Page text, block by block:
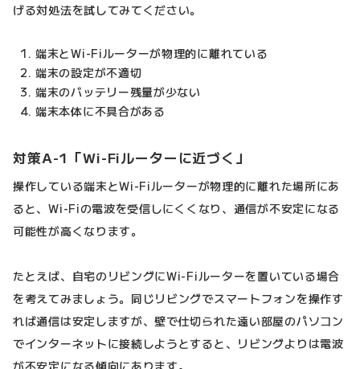
げる対処法を試してみてください。
端末とWi-Fiルーターが物理的に離れている
端末の設定が不適切
端末のバッテリー残量が少ない
端末本体に不具合がある
対策A-1「Wi-Fiルーターに近づく」
操作している端末とWi-Fiルーターが物理的に離れた場所にあ
ると、Wi-Fiの電波を受信しにくくなり、通信が不安定になる
可能性が高くなります。
たとえば、自宅のリビングにWi-Fiルーターを置いている場合
を考えてみましょう。同じリビングでスマートフォンを操作す
れば通信は安定しますが、壁で仕切られた遠い部屋のパソコン
でインターネットに接続しようとすると、リビングよりは電波